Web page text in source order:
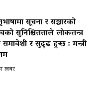
सूचना र सञ्चारको
सुनिश्चितताले लोकतन्त्र
र सुदृढ हुन्छ : मन्त्री
खबर